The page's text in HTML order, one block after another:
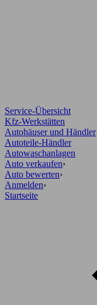
Service-Übersicht
Kfz-Werkstätten
Autohäuser und Händler
Autoteile-Händler
Autowaschanlagen
Auto verkaufen›
Auto bewerten›
Anmelden›
Startseite